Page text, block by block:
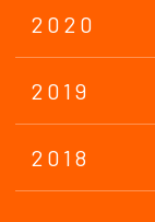
2020
2019
2018